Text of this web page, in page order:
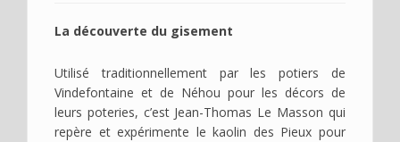
La découverte du gisement
Utilisé traditionnellement par les potiers de
Vindefontaine et de Néhou pour les décors de
leurs poteries, c’est Jean-Thomas Le Masson qui
repère et expérimente le kaolin des Pieux pour